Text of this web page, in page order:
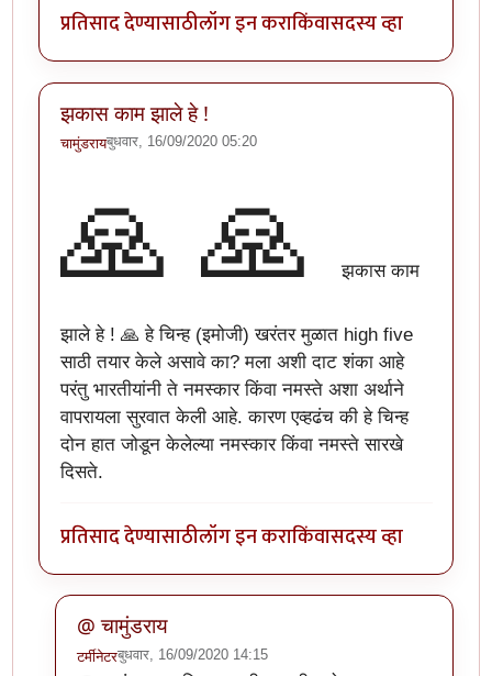
प्रतिसाद देण्यासाठीलॉग इन कराकिंवासदस्य व्हा
झकास काम झाले हे !
चामुंडरायबुधवार, 16/09/2020 05:20
🙏 🙏झकास काम
झाले हे ! 🙏 हे चिन्ह (इमोजी) खरंतर मुळात high five
साठी तयार केले असावे का? मला अशी दाट शंका आहे
परंतु भारतीयांनी ते नमस्कार किंवा नमस्ते अशा अर्थाने
वापरायला सुरवात केली आहे. कारण एव्हढंच की हे चिन्ह
दोन हात जोडून केलेल्या नमस्कार किंवा नमस्ते सारखे
दिसते.
प्रतिसाद देण्यासाठीलॉग इन कराकिंवासदस्य व्हा
@ चामुंडराय
टर्मीनेटरबुधवार, 16/09/2020 14:15